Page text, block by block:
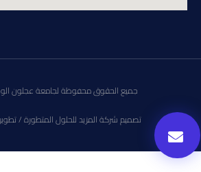
جميع الحقوق محفوظة لجامعة عجلون الوطنية
تصميم شركة المزيد للحلول المتطورة /